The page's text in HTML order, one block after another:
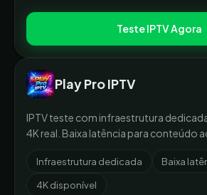
Teste IPTV Agora
Play Pro IPTV
IPTV teste com infraestrutura
4K real. Baixa latência para conteúdo
Infraestrutura dedicada Baixa
4K disponível